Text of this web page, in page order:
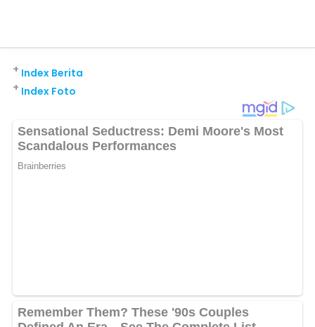
Index Berita
+
Index Foto
+